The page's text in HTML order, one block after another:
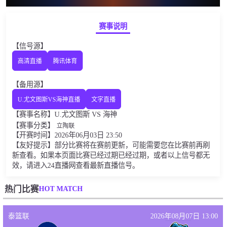
赛事说明
【信号源】
高清直播 腾讯体育
【备用源】
U.尤文图斯VS海神直播 文字直播
【赛事名称】U.尤文图斯 VS 海神
【赛事分类】 立陶联
【开赛时间】2026年06月03日 23:50
【友好提示】部分比赛将在赛前更新，可能需要您在比赛前再刷
新查看。如果本页面比赛已经过期已经过期，或者以上信号都无
效，请进入24直播网查看最新直播信号。
热门比赛HOT MATCH
泰篮联 2026年08月07日 13:00